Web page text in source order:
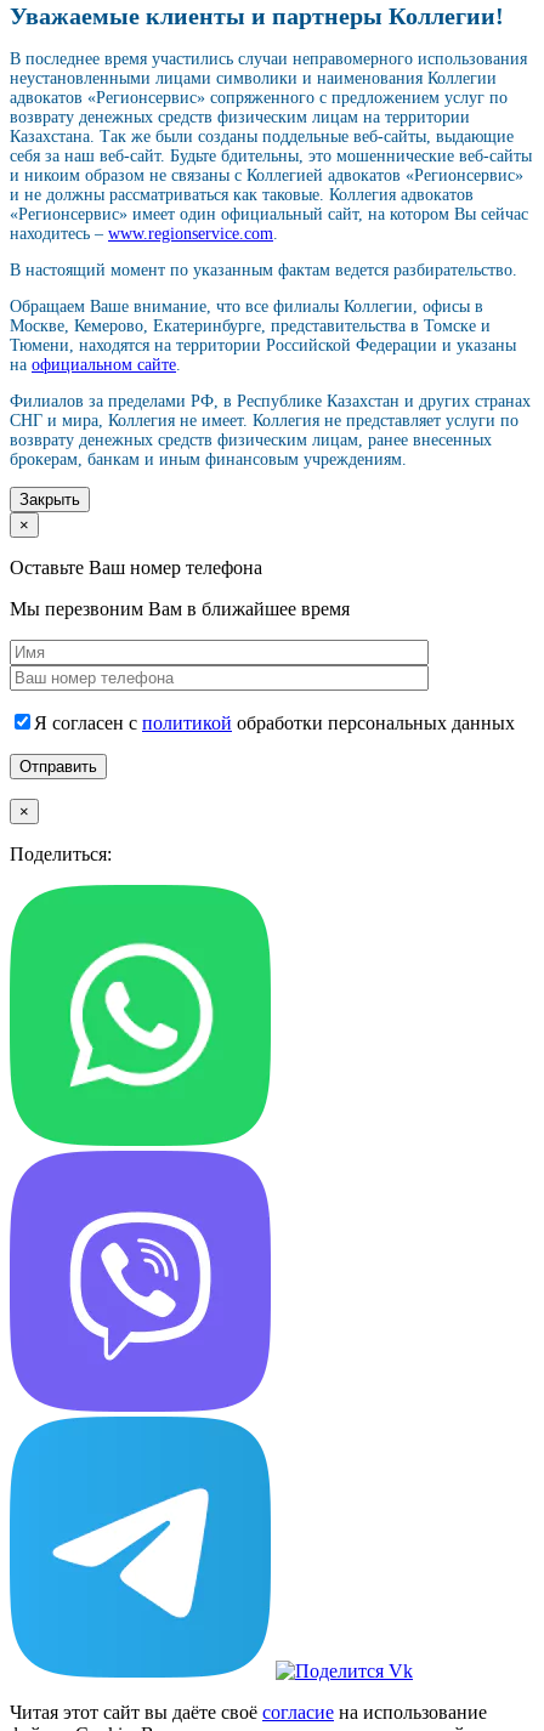
Уважаемые клиенты и партнеры Коллегии!
В последнее время участились случаи неправомерного использования
неустановленными лицами символики и наименования Коллегии
адвокатов «Регионсервис» сопряженного с предложением услуг по
возврату денежных средств физическим лицам на территории
Казахстана. Так же были созданы поддельные веб-сайты, выдающие
себя за наш веб-сайт. Будьте бдительны, это мошеннические веб-сайты
и никоим образом не связаны с Коллегией адвокатов «Регионсервис»
и не должны рассматриваться как таковые. Коллегия адвокатов
«Регионсервис» имеет один официальный сайт, на котором Вы сейчас
находитесь – www.regionservice.com
В настоящий момент по указанным фактам ведется разбирательство.
Обращаем Ваше внимание, что все филиалы Коллегии, офисы в
Москве, Кемерово, Екатеринбурге, представительства в Томске и
Тюмени, находятся на территории Российской Федерации и указаны
на официальном сайте
Филиалов за пределами РФ, в Республике Казахстан и других странах
СНГ и мира, Коллегия не имеет. Коллегия не представляет услуги по
возврату денежных средств физическим лицам, ранее внесенных
брокерам, банкам и иным финансовым учреждениям.
Закрыть
×
Оставьте Ваш номер телефона
Мы перезвоним Вам в ближайшее время
Я согласен с политикой обработки персональных данных
×
Поделиться:
Читая этот сайт вы даёте своё согласие на использование